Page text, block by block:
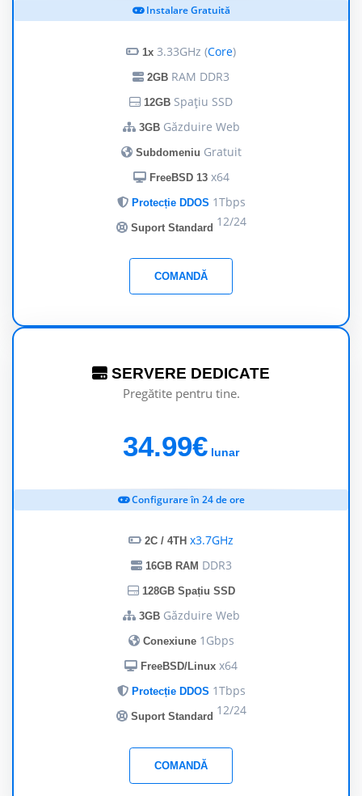
Instalare Gratuită
1x 3.33GHz (Core)
2GB RAM DDR3
12GB Spațiu SSD
3GBGăzduire Web
Subdomeniu Gratuit
FreeBSD 13 x64
Protecție DDOS 1Tbps
Suport Standard 12/24
COMANDĂ
SERVERE DEDICATE
Pregătite pentru tine.
34.99€ lunar
Configurare în 24 de ore
2C / 4TH x3.7GHz
16GB RAM DDR3
128GB Spațiu SSD
3GBGăzduire Web
Conexiune1Gbps
FreeBSD/Linux x64
Protecție DDOS 1Tbps
Suport Standard 12/24
COMANDĂ